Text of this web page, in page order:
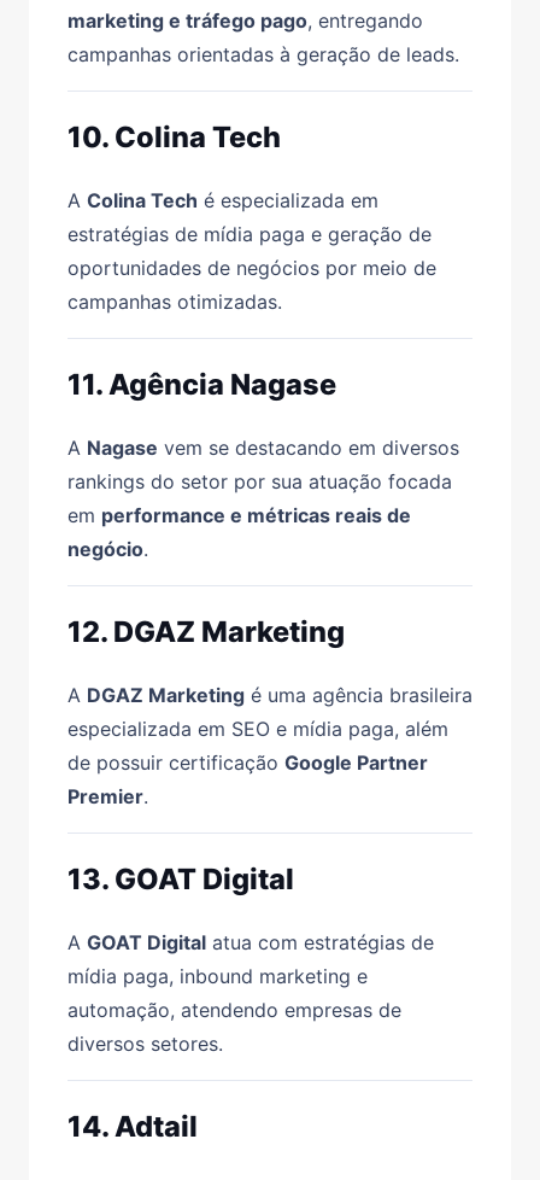
marketing e tráfego pago, entregando
campanhas orientadas à geração de leads.
10. Colina Tech
A Colina Tech é especializada em
estratégias de mídia paga e geração de
oportunidades de negócios por meio de
campanhas otimizadas.
11. Agência Nagase
A Nagase vem se destacando em diversos
rankings do setor por sua atuação focada
em performance e métricas reais de
negócio.
12. DGAZ Marketing
A DGAZ Marketing é uma agência brasileira
especializada em SEO e mídia paga, além
de possuir certificação Google Partner
Premier.
13. GOAT Digital
A GOAT Digital atua com estratégias de
mídia paga, inbound marketing e
automação, atendendo empresas de
diversos setores.
14. Adtail